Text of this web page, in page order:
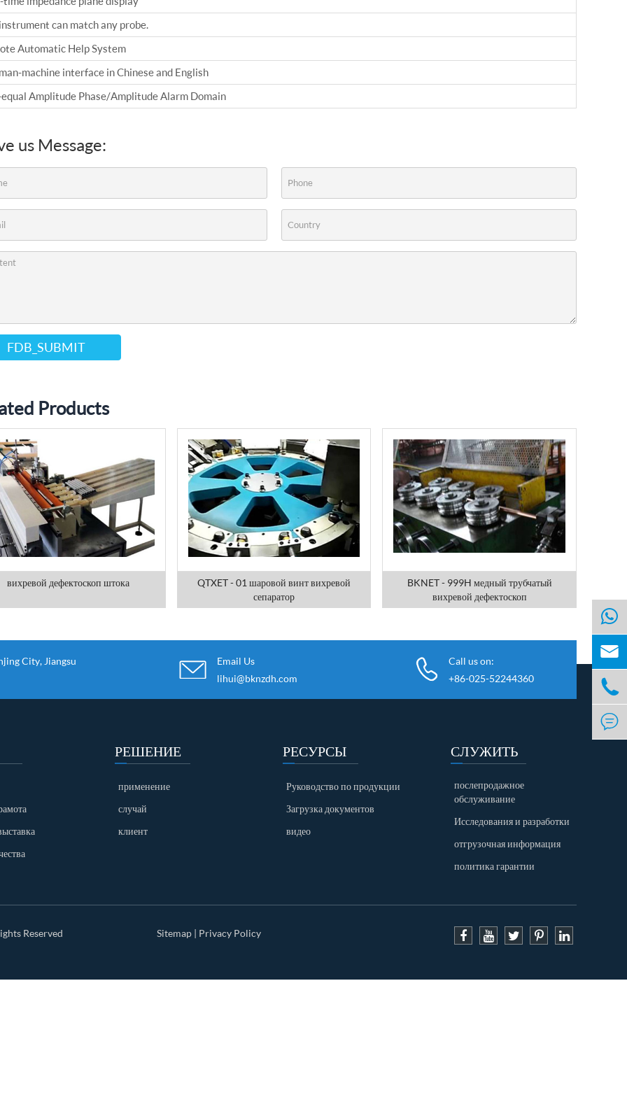
can match any probe.
Automatic Help System
machine interface in Chinese and English
Amplitude Phase/Amplitude Alarm Domain
us Message:
FDB_SUBMIT
Products
вихревой дефектоскоп штока
QTXET - 01 шаровой винт вихревой
сепаратор
BKNET - 999H медный трубчатый
вихревой дефектоскоп
City, Jiangsu
Email Us
lihui@bknzdh.com
Call us on:
+86-025-52244360
РЕШЕНИЕ
применение
случай
клиент
РЕСУРСЫ
Руководство по продукции
Загрузка документов
видео
СЛУЖИТЬ
послепродажное
обслуживание
Исследования и разработки
отгрузочная информация
политика гарантии
Reserved Sitemap | Privacy Policy


